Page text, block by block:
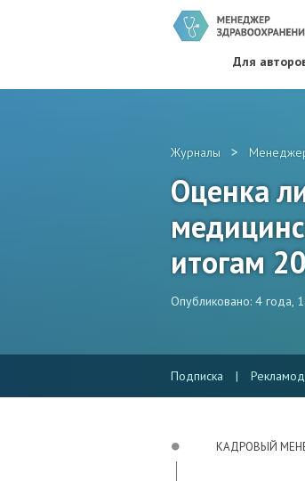
Для
Журналы >
Оценка
итогам
Опубликовано: 4 года,
Подписка |
КАДРОВЫЙ